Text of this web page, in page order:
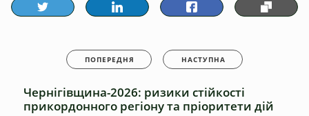
ПОПЕРЕДНЯ НАСТУПНА
Чернігівщина-2026: ризики стійкості
прикордонного регіону та пріоритети дій